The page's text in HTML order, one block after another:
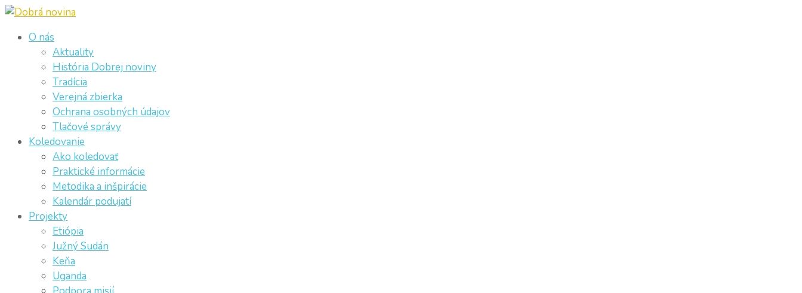
O nás
Aktuality
História Dobrej noviny
Tradícia
Verejná zbierka
Ochrana osobných údajov
Tlačové správy
Koledovanie
Ako koledovať
Praktické informácie
Metodika a inšpirácie
Kalendár podujatí
Projekty
Etiópia
Južný Sudán
Keňa
Uganda